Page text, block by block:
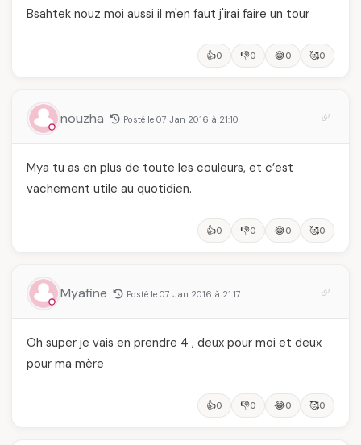
Bsahtek nouz moi aussi il m'en faut j'irai faire un tour
👍0 👎0 😂0 🥰0
nouzha Posté le 07 Jan 2016 à 21:10
Mya tu as en plus de toute les couleurs, et c’est
vachement utile au quotidien.
👍0 👎0 😂0 🥰0
Myafine Posté le 07 Jan 2016 à 21:17
Oh super je vais en prendre 4 , deux pour moi et deux
pour ma mère
👍0 👎0 😂0 🥰0